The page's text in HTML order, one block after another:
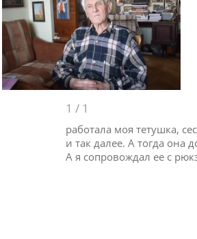
1 / 1
работала моя тетушка,
и так далее. А тогда она
А я сопровождал ее с